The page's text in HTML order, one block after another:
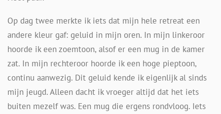
Op dag twee merkte ik iets dat mijn hele retreat een
andere kleur gaf: geluid in mijn oren. In mijn linkeroor
hoorde ik een zoemtoon, alsof er een mug in de kamer
zat. In mijn rechteroor hoorde ik een hoge pieptoon,
continu aanwezig. Dit geluid kende ik eigenlijk al sinds
mijn jeugd. Alleen dacht ik vroeger altijd dat het iets
buiten mezelf was. Een mug die ergens rondvloog. Iets